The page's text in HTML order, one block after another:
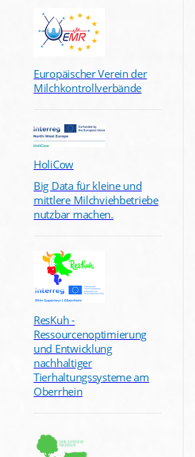
Europäischer Verein der
Milchkontrollverbände
HoliCow
Big Data für kleine und
mittlere Milchviehbetriebe
nutzbar machen.
ResKuh -
Ressourcenoptimierung
und Entwicklung
nachhaltiger
Tierhaltungssysteme am
Oberrhein